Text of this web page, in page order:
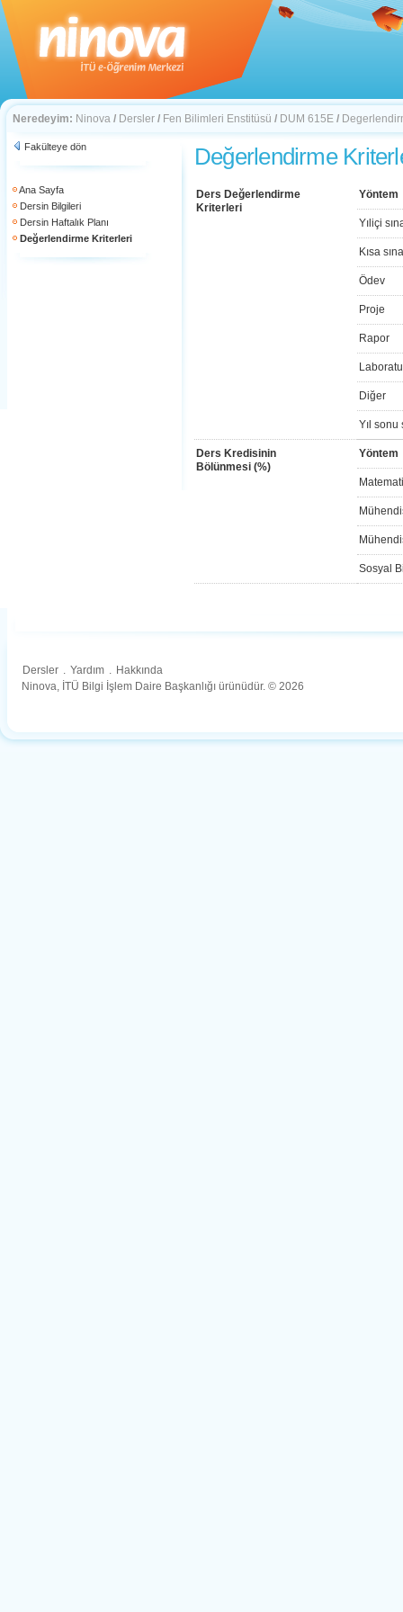
Neredeyim: Ninova / Dersler / Fen Bilimleri Enstitüsü / DUM 615E /
Fakülteye dön
Ana Sayfa
Dersin Bilgileri
Dersin Haftalık Planı
Değerlendirme Kriterleri
Değerlendirme
Ders Değerlendirme
Kriterleri
Yöntem
Yıliçi
Kısa
Ödev
Proje
Rapor
Diğer
Yıl sonu
Ders Kredisinin
Bölünmesi (%)
Yöntem
Sosyal
Dersler . Yardım . Hakkında
Ninova, İTÜ Bilgi İşlem Daire Başkanlığı ürünüdür. © 2026